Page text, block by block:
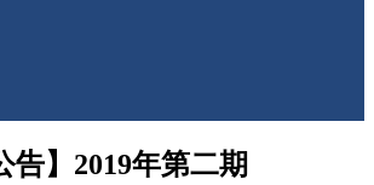
告】2019年第二期